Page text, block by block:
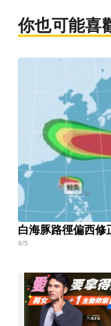
你也可能喜
白海豚路徑偏西修
8/5